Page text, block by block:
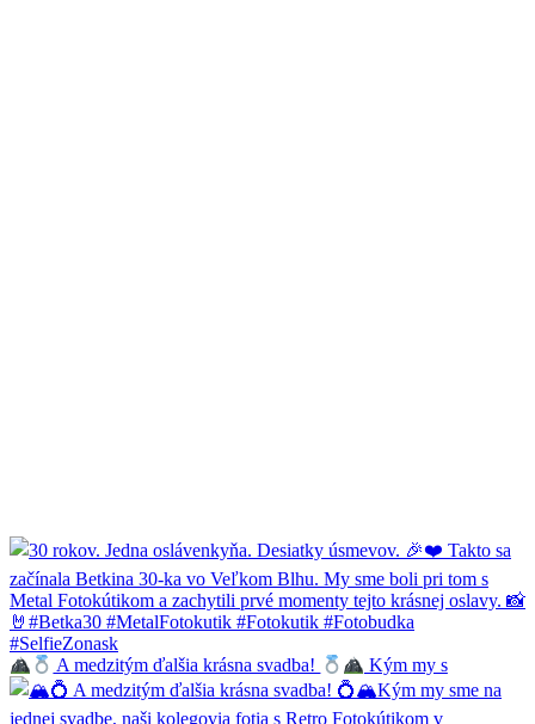
A medzitým ďalšia krásna svadba! Kým my s